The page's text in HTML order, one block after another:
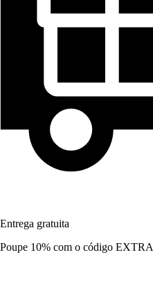
Entrega gratuita
Poupe 10% com o código EXTRA